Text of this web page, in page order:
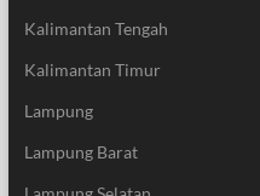
Kalimantan Tengah
Kalimantan Timur
Lampung
Lampung Barat